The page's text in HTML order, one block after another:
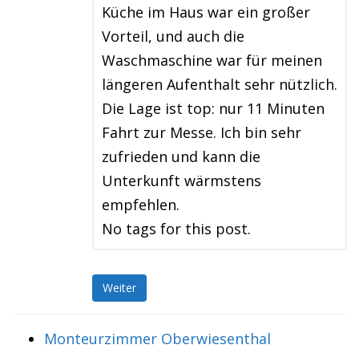
Küche im Haus war ein großer
Vorteil, und auch die
Waschmaschine war für meinen
längeren Aufenthalt sehr nützlich.
Die Lage ist top: nur 11 Minuten
Fahrt zur Messe. Ich bin sehr
zufrieden und kann die
Unterkunft wärmstens
empfehlen.
No tags for this post.
Weiter
Monteurzimmer Oberwiesenthal